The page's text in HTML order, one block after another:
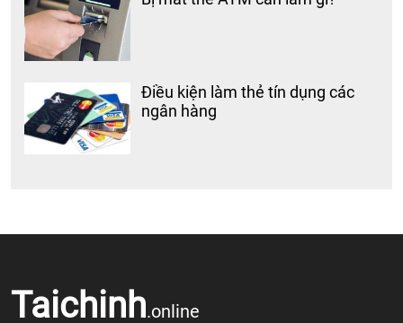
Điều kiện làm thẻ tín dụng các
ngân hàng
Taichinh.online